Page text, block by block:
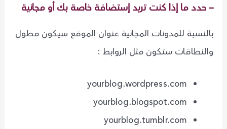
– حدد ما إذا كنت تريد إستضافة خاصة بك أو مجانية
بالنسبة للمدونات المجانية عنوان الموقع سيكون مطول
والنطاقات ستكون مثل الروابط :
yourblog.wordpress.com
yourblog.blogspot.com
yourblog.tumblr.com